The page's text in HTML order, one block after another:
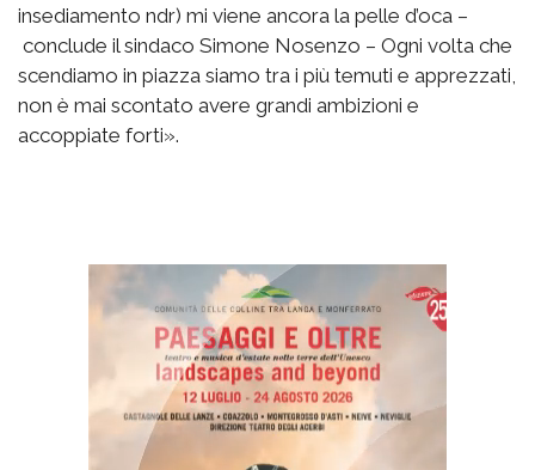
insediamento ndr) mi viene ancora la pelle d’oca –
conclude il sindaco Simone Nosenzo – Ogni volta che
scendiamo in piazza siamo tra i più temuti e apprezzati,
non è mai scontato avere grandi ambizioni e
accoppiate forti».